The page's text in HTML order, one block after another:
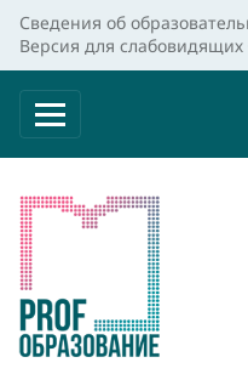
Сведения об
Версия для слабовидящих